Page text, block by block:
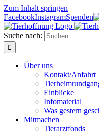
Zum Inhalt springen
FacebookInstagramSpenden
Suche nach:
Über uns
Kontakt/Anfahrt
Einblicke
Infomaterial
Was gestern
Mitmachen
Tierarztfonds